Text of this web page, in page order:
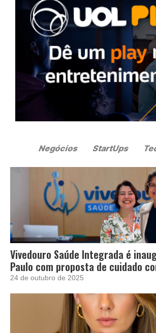
Vivedouro Saúde Integrada é
Paulo com proposta de cuidado
acolhedor
24 de outubro de 2025